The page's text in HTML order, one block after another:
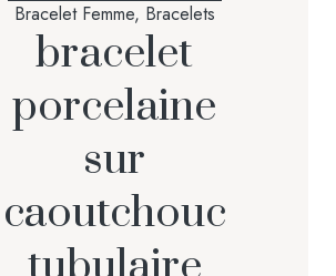
Bracelet Femme, Bracelets
bracelet
porcelaine
sur
caoutchouc